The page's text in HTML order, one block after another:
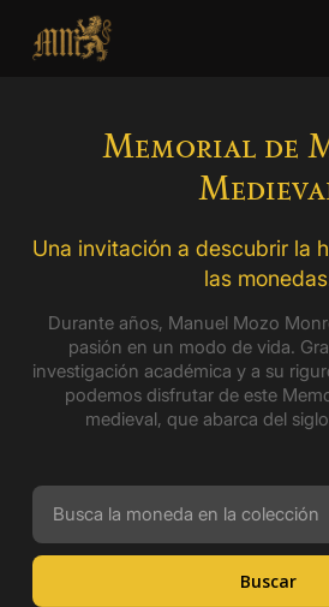
main
Memorial de
Una invitación a descubrir la
las
Durante años, Manuel Mozo
pasión en un modo de vida.
investigación académica y a su
podemos disfrutar de este
medieval, que abarca del
Buscar